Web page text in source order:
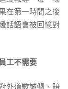
在第一時間之後
話語會被回憶對
工不需要
外道歉誠懇、賠